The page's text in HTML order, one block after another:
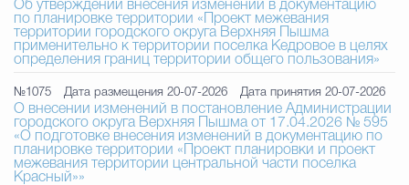
Гостям Городского
Общественная
Градостроительство и
Об утверждении внесения изменений в документацию
по планировке территории «Проект межевания
территории городского округа Верхняя Пышма
применительно к территории поселка Кедровое в целях
определения границ территории общего пользования»
№1075 Дата размещения 20-07-2026 Дата принятия 20-07-2026
О внесении изменений в постановление Администрации
городского округа Верхняя Пышма от 17.04.2026 № 595
«О подготовке внесения изменений в документацию по
планировке территории «Проект планировки и проект
межевания территории центральной части поселка
Красный»»